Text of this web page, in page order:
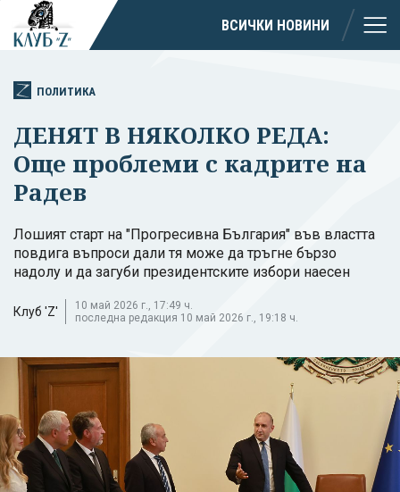
ВСИЧКИ НОВИНИ
ПОЛИТИКА
ДЕНЯТ В НЯКОЛКО РЕДА:
Още проблеми с кадрите на
Радев
Лошият старт на "Прогресивна България" във властта
повдига въпроси дали тя може да тръгне бързо
надолу и да загуби президентските избори наесен
Клуб 'Z'
10 май 2026 г., 17:49 ч.
последна редакция 10 май 2026 г., 19:18 ч.